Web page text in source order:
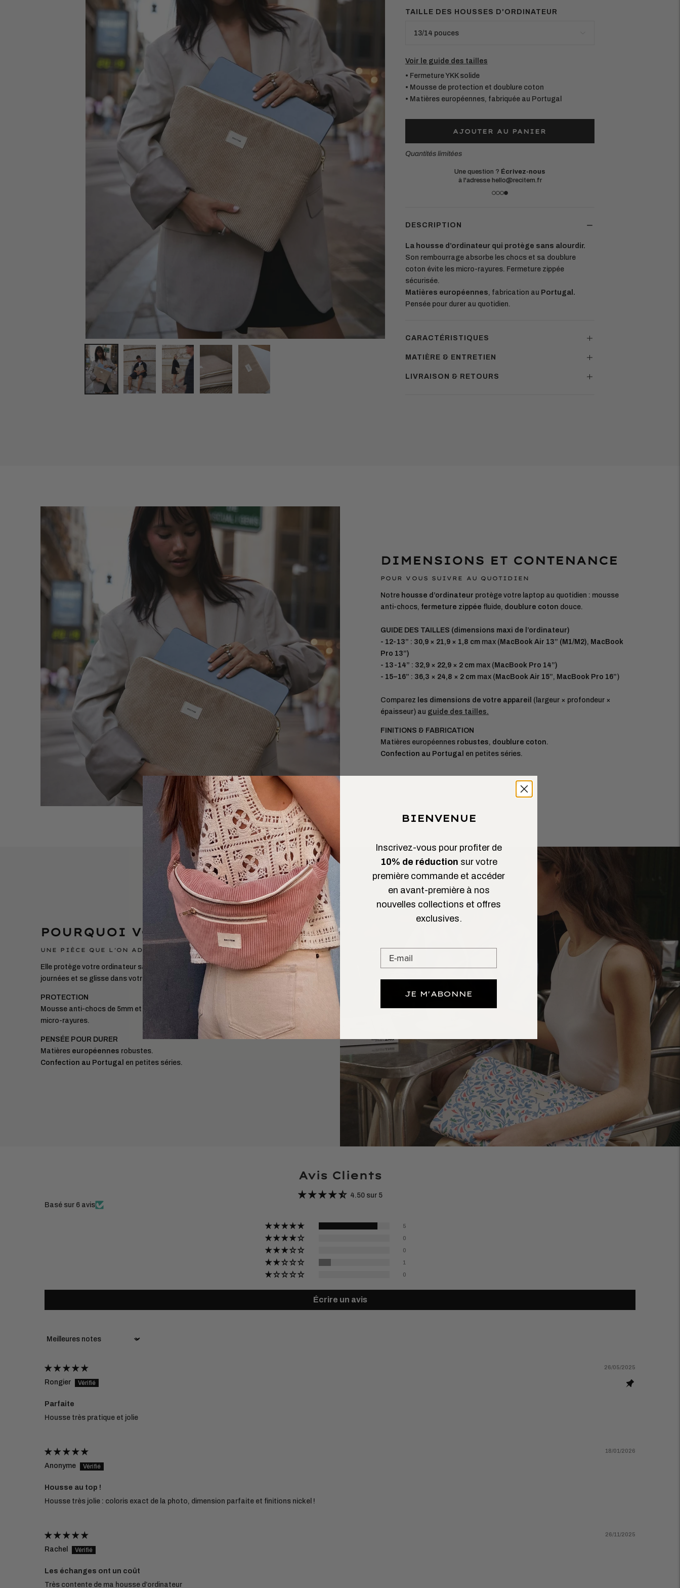
TAILLE DES HOUSSES D'ORDINATEUR
Voir le guide des tailles
• Fermeture YKK solide
• Mousse de protection et doublure coton
• Matières européennes, fabriquée au Portugal
AJOUTER AU PANIER
Quantités limitées
en point relais dès 75€.
(France métropolitaine et Belgique)
Matières européennes durables.
Chaque pièce est conçue pour durer
Une question ? Écrivez-nous
à l'adresse hello@recitem.fr
DESCRIPTION
La housse d’ordinateur qui protège sans alourdir.
Son rembourrage absorbe les chocs et sa doublure
coton évite les micro-rayures. Fermeture zippée
sécurisée.
Matières européennes, fabrication au Portugal.
Pensée pour durer au quotidien.
CARACTÉRISTIQUES
MATIÈRE & ENTRETIEN
LIVRAISON & RETOURS
DIMENSIONS ET CONTENANCE
POUR VOUS SUIVRE AU QUOTIDIEN
Notre housse d’ordinateur protège votre laptop au quotidien : mousse
anti-chocs, fermeture zippée fluide, doublure coton douce.
GUIDE DES TAILLES (dimensions maxi de l’ordinateur)
- 12-13” : 30,9 × 21,9 × 1,8 cmmax ( MacBook Air 13” (M1/M2), MacBook
Pro 13”)
- 13-14” : 32,9 × 22,9 × 2 cmmax ( MacBook Pro 14”)
- 15–16” : 36,3 × 24,8 × 2 cmmax ( MacBook Air 15”, MacBook Pro 16”)
Comparez les dimensions de votre appareil (largeur × profondeur ×
épaisseur) au guide des tailles.
FINITIONS & FABRICATION
Matières européennes robustes, doublure coton.
Confection au Portugal en petites séries.
POURQUOI VOUS ALLEZ L’AIMER
UNE PIÈCE QUE L'ON ADOPTE ET QUE L'ON GARDE
Elle protège votre ordinateur sans l’alourdir : douce et pratique, elle suit vos
journées et se glisse dans votre sac au quotidien.
PROTECTION
Mousse anti-chocs de 5mm et
doublure coton pour éviter marques et
micro-rayures.
PENSÉE POUR DURER
Matières européennes robustes.
Confection au Portugal en petites séries.
Avis Clients
4.50 sur 5
Basé sur 6 avis
5
0
0
1
0
Écrire un avis
Sort by
26/05/2025
Rongier
Parfaite
Housse très pratique et jolie
18/01/2026
Anonyme
Housse au top !
Housse très jolie : coloris exact de la photo, dimension parfaite et finitions nickel !
26/11/2025
Rachel
Les échanges ont un coût
Très contente de ma housse d’ordinateur
BIENVENUE
Inscrivez-vous pour profiter de
10% de réduction sur votre
première commande et accéder
en avant-première à nos
nouvelles collections et offres
exclusives.
JE M'ABONNE